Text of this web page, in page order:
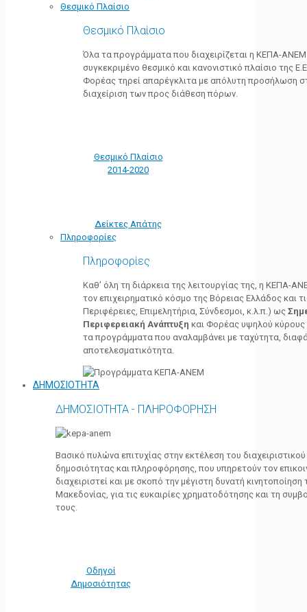
Θεσμικό Πλαίσιο
Θεσμικό Πλαίσιο
Όλα τα προγράμματα που διαχειρίζεται η ΚΕΠΑ-
συγκεκριμένο θεσμικό και κανονιστικό πλαίσιο της
Φορέας τηρεί απαρέγκλιτα με απόλυτη προσήλωση
διαχείριση των προς διάθεση πόρων.
Θεσμικό Πλαίσιο
2014-2020
Δείκτες Απάτης
Πληροφορίες
Πληροφορίες
Καθ’ όλη τη διάρκεια της λειτουργίας της, η ΚΕΠΑ-
τον επιχειρηματικό κόσμο της Βόρειας Ελλάδος και
Περιφέρειες, Επιμελητήρια, Σύνδεσμοι, κ.λ.π.) ως
Περιφερειακή Ανάπτυξη και Φορέας υψηλού κύρους
τα προγράμματα που αναλαμβάνει με ταχύτητα,
αποτελεσματικότητα.
ΔΗΜΟΣΙΟΤΗΤΑ
ΔΗΜΟΣΙΟΤΗΤΑ - ΠΛΗΡΟΦΟΡΗΣΗ
Βασικό πυλώνα επιτυχίας στην εκτέλεση του
δημοσιότητας και πληροφόρησης, που υπηρετούν τον
διαχειριστεί και με σκοπό την μέγιστη δυνατή
Μακεδονίας, για τις ευκαιρίες χρηματοδότησης και τη
τους.
Οδηγοί
Δημοσιότητας